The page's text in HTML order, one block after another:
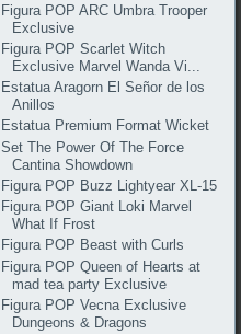
Figura POP ARC Umbra Trooper
Exclusive
Figura POP Scarlet Witch
Exclusive Marvel Wanda Vi...
Estatua Aragorn El Señor de los
Anillos
Estatua Premium Format Wicket
Set The Power Of The Force
Cantina Showdown
Figura POP Buzz Lightyear XL-15
Figura POP Giant Loki Marvel
What If Frost
Figura POP Beast with Curls
Figura POP Queen of Hearts at
mad tea party Exclusive
Figura POP Vecna Exclusive
Dungeons & Dragons